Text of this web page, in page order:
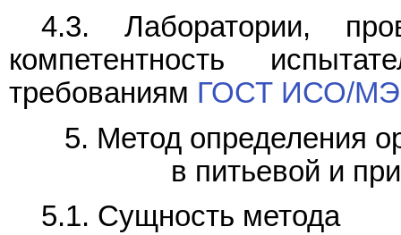
4.3. Лаборатории,
компетентность
требованиям ГОСТ ИСО/
5. Метод определения
в питьевой и
5.1. Сущность метода